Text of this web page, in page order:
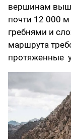
вершинам
почти 12 000
гребнями и
маршрута
протяженные